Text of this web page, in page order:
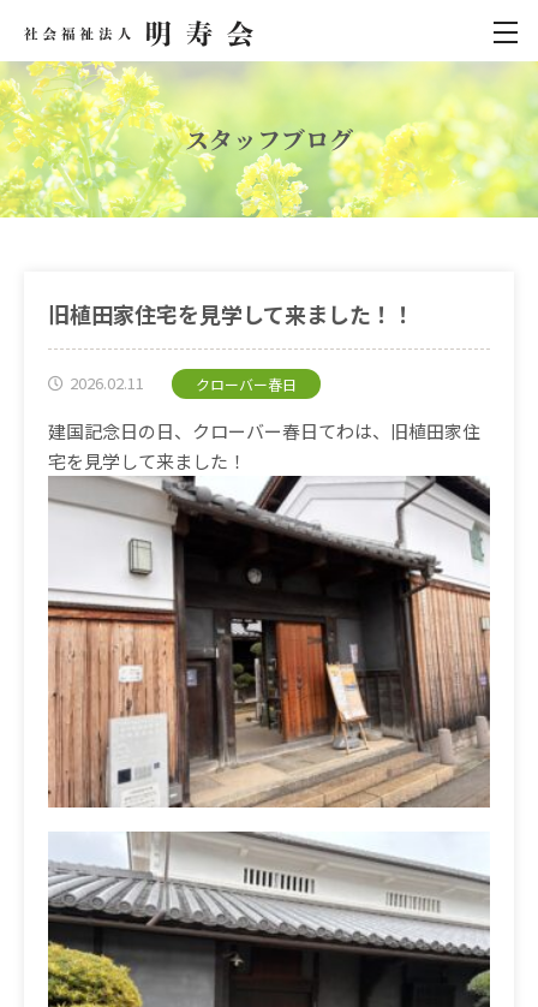
スタッフブログ
旧植田家住宅を見学して来ました！！
2026.02.11 クローバー春日
建国記念日の日、クローバー春日てわは、旧植田家住
宅を見学して来ました！